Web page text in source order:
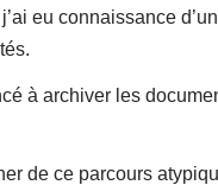
eu connaissance
à archiver les
de ce parcours